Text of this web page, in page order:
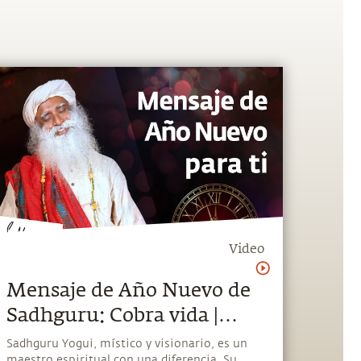
Video
Mensaje de Año Nuevo de
Sadhguru: Cobra vida |
Sadhguru Español
Sadhguru Yogui, místico y visionario, es un